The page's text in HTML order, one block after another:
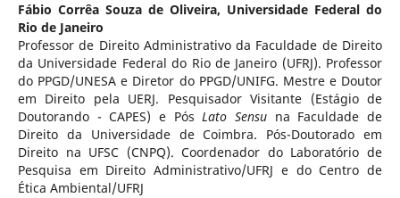
Fábio Corrêa Souza de Oliveira, Universidade Federal do
Rio de Janeiro
Professor de Direito Administrativo da Faculdade de Direito
da Universidade Federal do Rio de Janeiro (UFRJ). Professor
do PPGD/UNESA e Diretor do PPGD/UNIFG. Mestre e Doutor
em Direito pela UERJ. Pesquisador Visitante (Estágio de
Doutorando - CAPES) e PósLato Sensu na Faculdade de
Direito da Universidade de Coimbra. Pós-Doutorado em
Direito na UFSC (CNPQ). Coordenador do Laboratório de
Pesquisa em Direito Administrativo/UFRJ e do Centro de
Ética Ambiental/UFRJ